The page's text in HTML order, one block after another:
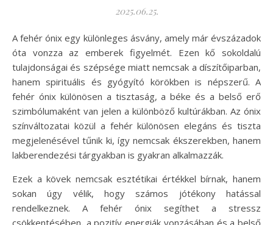
2025.06.25.
A fehér ónix egy különleges ásvány, amely már évszázadok
óta vonzza az emberek figyelmét. Ezen kő sokoldalú
tulajdonságai és szépsége miatt nemcsak a díszítőiparban,
hanem spirituális és gyógyító körökben is népszerű. A
fehér ónix különösen a tisztaság, a béke és a belső erő
szimbólumaként van jelen a különböző kultúrákban. Az ónix
színváltozatai közül a fehér különösen elegáns és tiszta
megjelenésével tűnik ki, így nemcsak ékszerekben, hanem
lakberendezési tárgyakban is gyakran alkalmazzák.
Ezek a kövek nemcsak esztétikai értékkel bírnak, hanem
sokan úgy vélik, hogy számos jótékony hatással
rendelkeznek. A fehér ónix segíthet a stressz
csökkentésében, a pozitív energiák vonzásában és a belső